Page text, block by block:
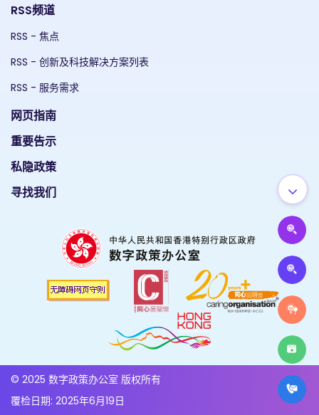
RSS频道
RSS - 焦点
RSS - 创新及科技解决方案列表
RSS - 服务需求
网页指南
重要告示
私隐政策
寻找我们
© 2025 数字政策办公室 版权所有
覆检日期: 2025年6月19日